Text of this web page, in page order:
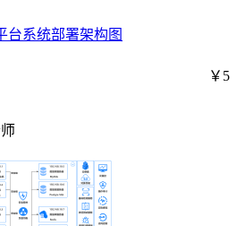
台系统部署架构图
￥5